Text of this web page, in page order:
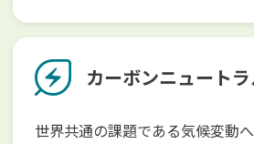
カーボンニュート
世界共通の課題である気候変動